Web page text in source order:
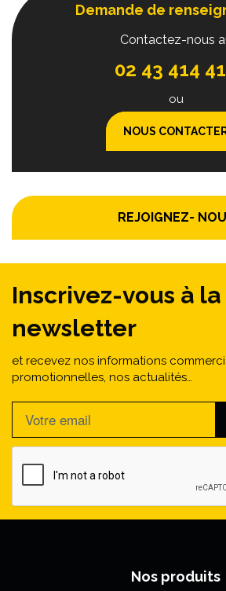
Demande de
Contactez-nous
02 43 414
ou
NOUS
REJOIGNEZ-
Inscrivez-vous à la
newsletter
et recevez nos informations
promotionnelles, nos actualités…
Nos produits